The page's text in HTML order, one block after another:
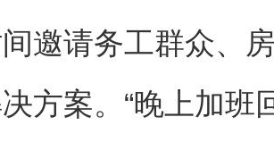
邀请务工群众、
方案。“晚上加班